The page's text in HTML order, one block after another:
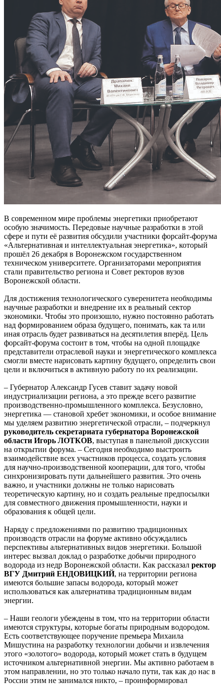
В современном мире проблемы энергетики приобретают
особую значимость. Передовые научные разработки в этой
сфере и пути её развития обсудили участники форсайт-форума
«Альтернативная и интеллектуальная энергетика», который
прошёл 26 декабря в Воронежском государственном
техническом университете. Организаторами мероприятия
стали правительство региона и Совет ректоров вузов
Воронежской области.
Для достижения технологического суверенитета необходимы
научные разработки и внедрение их в реальный сектор
экономики. Чтобы это произошло, нужно постоянно работать
над формированием образа будущего, понимать, как та или
иная отрасль будет развиваться на десятилетия вперёд. Цель
форсайт-форума состоит в том, чтобы на одной площадке
представители отраслевой науки и энергетического комплекса
смогли вместе нарисовать картину будущего, определить свои
цели и включиться в активную работу по их реализации.
– Губернатор Александр Гусев ставит задачу новой
индустриализации региона, а это прежде всего развитие
производственно-промышленного комплекса. Безусловно,
энергетика — становой хребет экономики, и особое внимание
мы уделяем развитию энергетической отрасли, – подчеркнул
руководитель секретариата губернатора Воронежской
области Игорь ЛОТКОВ, выступая в панельной дискуссии
на открытии форума. – Сегодня необходимо выстроить
взаимодействие всех участников процесса, создать условия
для научно-производственной кооперации, для того, чтобы
синхронизировать пути дальнейшего развития. Это очень
важно, и участники должны не только нарисовать
теоретическую картину, но и создать реальные предпосылки
для совместного движения промышленности, науки и
образования к общей цели.
Наряду с предложениями по развитию традиционных
производств отрасли на форуме активно обсуждались
перспективы альтернативных видов энергетики. Большой
интерес вызвал доклад о разработке добычи природного
водорода из недр Воронежской области. Как рассказал ректор
ВГУ Дмитрий ЕНДОВИЦКИЙ, на территории региона
имеются большие запасы водорода, который может
использоваться как альтернатива традиционным видам
энергии.
– Наши геологи убеждены в том, что на территории области
имеются структуры, которые богаты природным водородом.
Есть соответствующее поручение премьера Михаила
Мишустина на разработку технологии добычи и извлечения
этого «золотого» водорода, который может стать в будущем
источником альтернативной энергии. Мы активно работаем в
этом направлении, но это только начало пути, так как до нас в
России этим не занимался никто, – проинформировал